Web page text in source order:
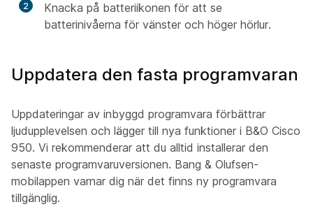
2
Knacka på batteriikonen för att se
batterinivåerna för vänster och höger hörlur.
Uppdatera den fasta programvaran
Uppdateringar av inbyggd programvara förbättrar
ljudupplevelsen och lägger till nya funktioner i B&O Cisco
950. Vi rekommenderar att du alltid installerar den
senaste programvaruversionen. Bang & Olufsen-
mobilappen varnar dig när det finns ny programvara
tillgänglig.